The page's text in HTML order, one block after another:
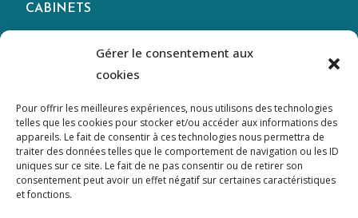
Gérer le consentement aux
cookies
Pour offrir les meilleures expériences, nous utilisons des technologies
telles que les cookies pour stocker et/ou accéder aux informations des
appareils. Le fait de consentir à ces technologies nous permettra de
traiter des données telles que le comportement de navigation ou les ID
uniques sur ce site. Le fait de ne pas consentir ou de retirer son
consentement peut avoir un effet négatif sur certaines caractéristiques
et fonctions.
CABINETS
– Athélia 4
365 Avenue des genévriers
Aubagne– Napollon
280, Avenue des Templiers
CONTACT